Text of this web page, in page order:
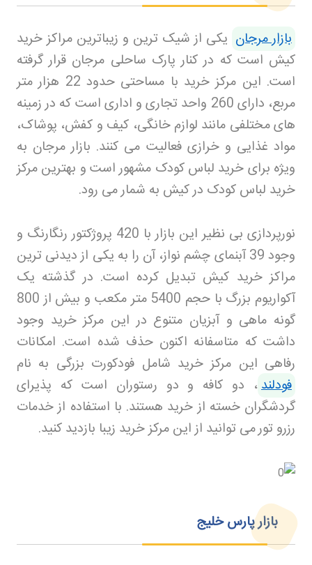
بازار مرجان یکی از شیک ترین و زیباترین مراکز خرید
کیش است که در کنار پارک ساحلی مرجان قرار گرفته
است. این مرکز خرید با مساحتی حدود 22 هزار متر
مربع، دارای 260 واحد تجاری و اداری است که در زمینه
های مختلفی مانند لوازم خانگی، کیف و کفش، پوشاک،
مواد غذایی و خرازی فعالیت می کنند. بازار مرجان به
ویژه برای خرید لباس کودک مشهور است و بهترین مرکز
خرید لباس کودک در کیش به شمار می رود.
نورپردازی بی نظیر این بازار با 420 پروژکتور رنگارنگ و
وجود 39 آبنمای چشم نواز، آن را به یکی از دیدنی ترین
مراکز خرید کیش تبدیل کرده است. در گذشته یک
آکواریوم بزرگ با حجم 5400 متر مکعب و بیش از 800
گونه ماهی و آبزیان متنوع در این مرکز خرید وجود
داشت که متاسفانه اکنون حذف شده است. امکانات
رفاهی این مرکز خرید شامل فودکورت بزرگی به نام
فودلند، دو کافه و دو رستوران است که پذیرای
گردشگران خسته از خرید هستند. با استفاده از خدمات
رزرو تورمی توانید از این مرکز خرید زیبا بازدید کنید.
بازار پارس خلیج